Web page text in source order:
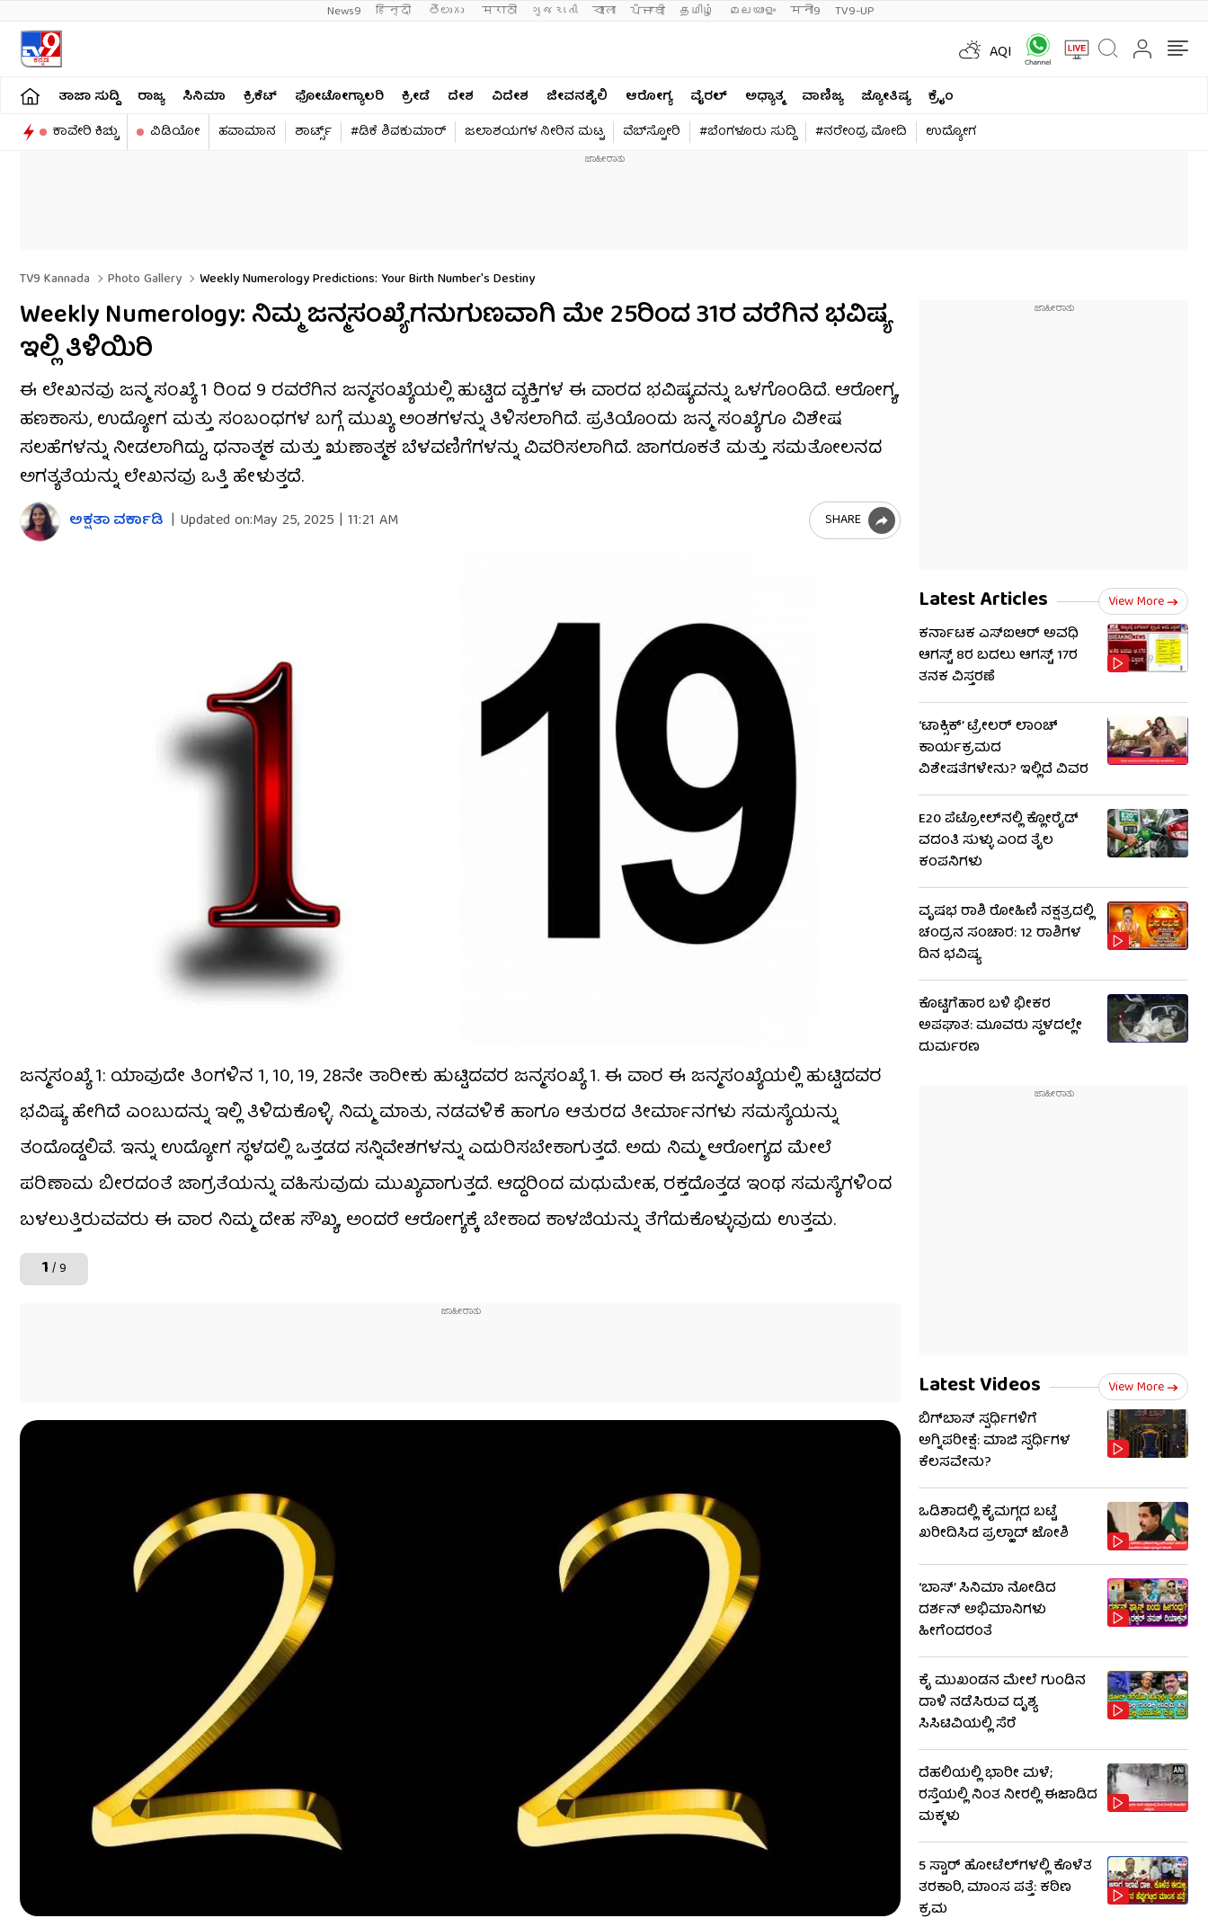
News9 हिन्दी తెలుగు मराठी ગુજરાતી বাংলা ਪੰਜਾਬੀ தமிழ் മലയാളം मनी9 TV9-UP
AQI
ತಾಜಾ ಸುದ್ದಿ ರಾಜ್ಯ ಸಿನಿಮಾ ಕ್ರಿಕೆಟ್​ ಫೋಟೋಗ್ಯಾಲರಿ ಕ್ರೀಡೆ ದೇಶ ವಿದೇಶ ಜೀವನಶೈಲಿ ಆರೋಗ್ಯ ವೈರಲ್​ ಅಧ್ಯಾತ್ಮ ವಾಣಿಜ್ಯ ಜ್ಯೋತಿಷ್ಯ
ಕ್ರೈಂ
ಕಾವೇರಿ ಕಿಚ್ಚು
ವಿಡಿಯೋ ಹವಾಮಾನ ಶಾರ್ಟ್ಸ್​ #ಡಿಕೆ ಶಿವಕುಮಾರ್​ ಜಲಾಶಯಗಳ ನೀರಿನ ಮಟ್ಟ ವೆಬ್​ಸ್ಟೋರಿ #ಬೆಂಗಳೂರು ಸುದ್ದಿ #ನರೇಂದ್ರ ಮೋದಿ ಉದ್ಯೋಗ
TV9 Kannada Photo Gallery Weekly Numerology Predictions: Your Birth Number's Destiny
Weekly Numerology: ನಿಮ್ಮ ಜನ್ಮಸಂಖ್ಯೆಗನುಗುಣವಾಗಿ ಮೇ 25ರಿಂದ 31ರ ವರೆಗಿನ ಭವಿಷ್ಯ
ಇಲ್ಲಿ ತಿಳಿಯಿರಿ
ಈ ಲೇಖನವು ಜನ್ಮ ಸಂಖ್ಯೆ 1 ರಿಂದ 9 ರವರೆಗಿನ ಜನ್ಮಸಂಖ್ಯೆಯಲ್ಲಿ ಹುಟ್ಟಿದ ವ್ಯಕ್ತಿಗಳ ಈ ವಾರದ ಭವಿಷ್ಯವನ್ನು ಒಳಗೊಂಡಿದೆ. ಆರೋಗ್ಯ,
ಹಣಕಾಸು, ಉದ್ಯೋಗ ಮತ್ತು ಸಂಬಂಧಗಳ ಬಗ್ಗೆ ಮುಖ್ಯ ಅಂಶಗಳನ್ನು ತಿಳಿಸಲಾಗಿದೆ. ಪ್ರತಿಯೊಂದು ಜನ್ಮ ಸಂಖ್ಯೆಗೂ ವಿಶೇಷ
ಸಲಹೆಗಳನ್ನು ನೀಡಲಾಗಿದ್ದು, ಧನಾತ್ಮಕ ಮತ್ತು ಋಣಾತ್ಮಕ ಬೆಳವಣಿಗೆಗಳನ್ನು ವಿವರಿಸಲಾಗಿದೆ. ಜಾಗರೂಕತೆ ಮತ್ತು ಸಮತೋಲನದ
ಅಗತ್ಯತೆಯನ್ನು ಲೇಖನವು ಒತ್ತಿ ಹೇಳುತ್ತದೆ.
ಅಕ್ಷತಾ ವರ್ಕಾಡಿ | Updated on:May 25, 2025 | 11:21 AM SHARE
ಜನ್ಮಸಂಖ್ಯೆ 1: ಯಾವುದೇ ತಿಂಗಳಿನ 1, 10, 19, 28ನೇ ತಾರೀಕು ಹುಟ್ಟಿದವರ ಜನ್ಮಸಂಖ್ಯೆ 1. ಈ ವಾರ ಈ ಜನ್ಮಸಂಖ್ಯೆಯಲ್ಲಿ ಹುಟ್ಟಿದವರ
ಭವಿಷ್ಯ ಹೇಗಿದೆ ಎಂಬುದನ್ನು ಇಲ್ಲಿ ತಿಳಿದುಕೊಳ್ಳಿ. ನಿಮ್ಮ ಮಾತು, ನಡವಳಿಕೆ ಹಾಗೂ ಆತುರದ ತೀರ್ಮಾನಗಳು ಸಮಸ್ಯೆಯನ್ನು
ತಂದೊಡ್ಡಲಿವೆ. ಇನ್ನು ಉದ್ಯೋಗ ಸ್ಥಳದಲ್ಲಿ ಒತ್ತಡದ ಸನ್ನಿವೇಶಗಳನ್ನು ಎದುರಿಸಬೇಕಾಗುತ್ತದೆ. ಅದು ನಿಮ್ಮ ಆರೋಗ್ಯದ ಮೇಲೆ
ಪರಿಣಾಮ ಬೀರದಂತೆ ಜಾಗ್ರತೆಯನ್ನು ವಹಿಸುವುದು ಮುಖ್ಯವಾಗುತ್ತದೆ. ಆದ್ದರಿಂದ ಮಧುಮೇಹ, ರಕ್ತದೊತ್ತಡ ಇಂಥ ಸಮಸ್ಯೆಗಳಿಂದ
ಬಳಲುತ್ತಿರುವವರು ಈ ವಾರ ನಿಮ್ಮ ದೇಹ ಸೌಖ್ಯ, ಅಂದರೆ ಆರೋಗ್ಯಕ್ಕೆ ಬೇಕಾದ ಕಾಳಜಿಯನ್ನು ತೆಗೆದುಕೊಳ್ಳುವುದು ಉತ್ತಮ.
1 / 9
Latest Articles View More
ಕರ್ನಾಟಕ ಎಸ್‌ಐಆರ್ ಅವಧಿ
ಆಗಸ್ಟ್ 8ರ ಬದಲು ಆಗಸ್ಟ್ 17ರ
ತನಕ ವಿಸ್ತರಣೆ
‘ಟಾಕ್ಸಿಕ್’ ಟ್ರೇಲರ್ ಲಾಂಚ್
ಕಾರ್ಯಕ್ರಮದ
ವಿಶೇಷತೆಗಳೇನು? ಇಲ್ಲಿದೆ ವಿವರ
E20 ಪೆಟ್ರೋಲ್‌ನಲ್ಲಿ ಕ್ಲೋರೈಡ್
ವದಂತಿ ಸುಳ್ಳು ಎಂದ ತೈಲ
ಕಂಪನಿಗಳು
ವೃಷಭ ರಾಶಿ ರೋಹಿಣಿ ನಕ್ಷತ್ರದಲ್ಲಿ
ಚಂದ್ರನ ಸಂಚಾರ: 12 ರಾಶಿಗಳ
ದಿನ ಭವಿಷ್ಯ
ಕೊಟ್ಟಿಗೆಹಾರ ಬಳಿ ಭೀಕರ
ಅಪಘಾತ: ಮೂವರು ಸ್ಥಳದಲ್ಲೇ
ದುರ್ಮರಣ
Latest Videos View More
ಬಿಗ್​​ಬಾಸ್​ ಸ್ಪರ್ಧಿಗಳಿಗೆ
ಅಗ್ನಿಪರೀಕ್ಷೆ: ಮಾಜಿ ​​ಸ್ಪರ್ಧಿಗಳ
ಕೆಲಸವೇನು?
ಒಡಿಶಾದಲ್ಲಿ ಕೈಮಗ್ಗದ ಬಟ್ಟೆ
ಖರೀದಿಸಿದ ಪ್ರಲ್ಹಾದ್ ಜೋಶಿ
‘ಬಾಸ್’ ಸಿನಿಮಾ ನೋಡಿದ
ದರ್ಶನ್ ಅಭಿಮಾನಿಗಳು
ಹೀಗೆಂದರಂತೆ
ಕೈ ಮುಖಂಡನ ಮೇಲೆ ಗುಂಡಿನ
ದಾಳಿ ನಡೆಸಿರುವ ದೃಶ್ಯ
ಸಿಸಿಟಿವಿಯಲ್ಲಿ ಸೆರೆ
ದೆಹಲಿಯಲ್ಲಿ ಭಾರೀ ಮಳೆ;
ರಸ್ತೆಯಲ್ಲಿ ನಿಂತ ನೀರಲ್ಲಿ ಈಜಾಡಿದ
ಮಕ್ಕಳು
5 ಸ್ಟಾರ್ ಹೋಟೆಲ್​​ಗಳಲ್ಲಿ ಕೊಳೆತ
ತರಕಾರಿ, ಮಾಂಸ ಪತ್ತೆ: ಕಠಿಣ
ಕ್ರಮ